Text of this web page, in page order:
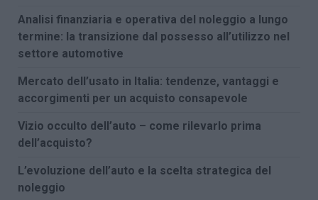
Analisi finanziaria e operativa del noleggio a lungo
termine: la transizione dal possesso all’utilizzo nel
settore automotive
Mercato dell’usato in Italia: tendenze, vantaggi e
accorgimenti per un acquisto consapevole
Vizio occulto dell’auto – come rilevarlo prima
dell’acquisto?
L’evoluzione dell’auto e la scelta strategica del
noleggio